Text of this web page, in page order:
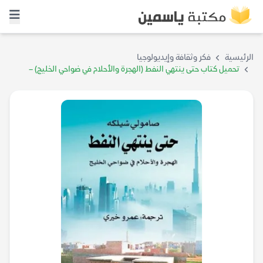
الرئيسية
فكر وثقافة وإيديولوجيا
تحميل كتاب حتى ينتهي النفط (الهجرة والأحلام في ضواحي الخليج) –